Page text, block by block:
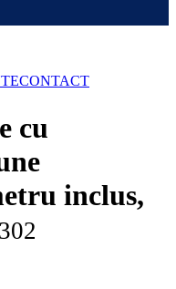
CONTACT
cu
inclus,